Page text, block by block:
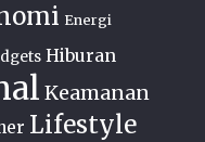
Energi
Hiburan
Keamanan
Lifestyle